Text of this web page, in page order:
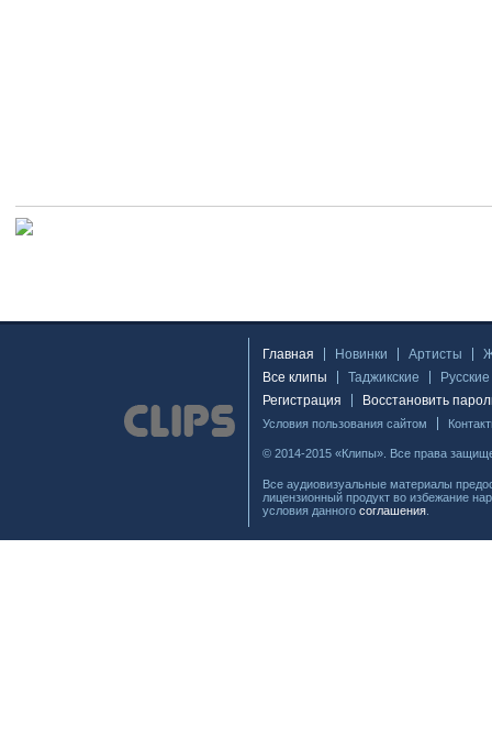
Главная Новинки Артисты
Все клипы
Таджикские
Русские
Регистрация
Восстановить
Условия пользования сайтом
© 2014-2015 «Клипы». Все права
Все аудиовизуальные материалы
лицензионный продукт во избежание
условия данного соглашения